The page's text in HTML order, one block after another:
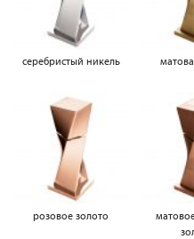
серебристый никель
розовое золото